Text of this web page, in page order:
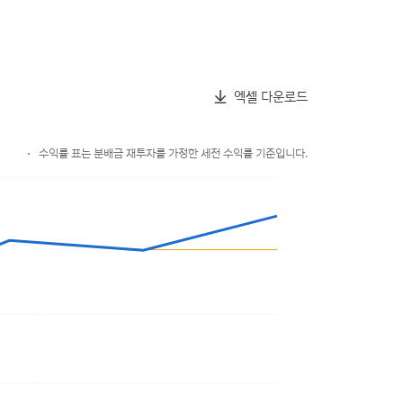
엑셀 다운로드
수익률 표는 분배금 재투자를 가정한 세전 수익률 기준입니다.